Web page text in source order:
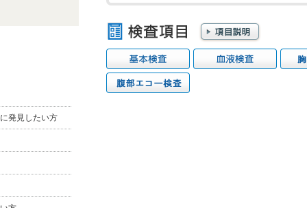
発見したい方